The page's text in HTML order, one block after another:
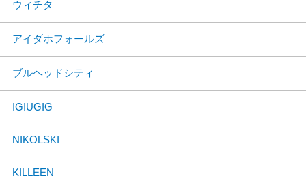
ウィチタ
アイダホフォールズ
ブルヘッドシティ
IGIUGIG
NIKOLSKI
KILLEEN